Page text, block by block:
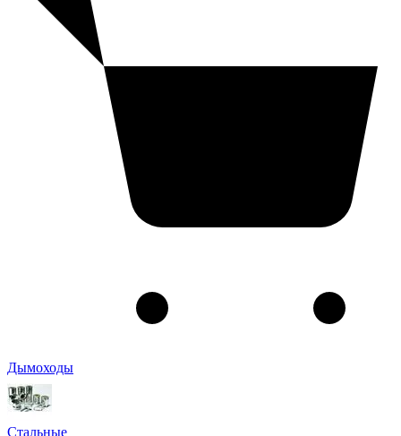
Дымоходы
Стальные